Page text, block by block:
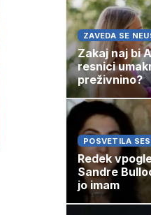
ZAVEDA SE
Zakaj naj bi
resnici
preživnino?
POSVETILA
Redek
Sandre
jo imam